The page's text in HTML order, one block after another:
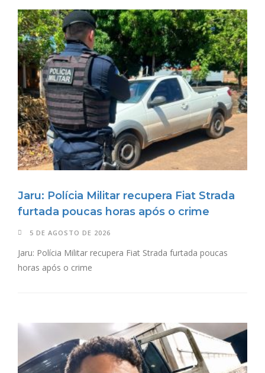
Jaru: Polícia Militar recupera Fiat Strada
furtada poucas horas após o crime
5 DE AGOSTO DE 2026
Jaru: Polícia Militar recupera Fiat Strada furtada poucas
horas após o crime